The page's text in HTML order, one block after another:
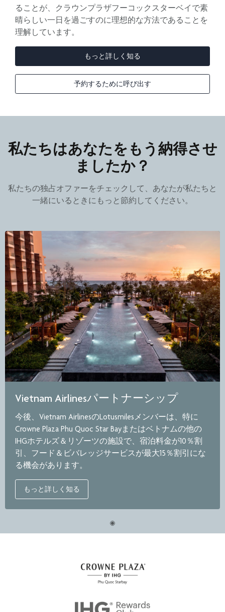
ることが、クラウンプラザフーコックスターベイで素
晴らしい一日を過ごすのに理想的な方法であることを
理解しています。
もっと詳しく知る
予約するために呼び出す
私たちはあなたをもう納得させ
ましたか？
私たちの独占オファーをチェックして、あなたが私たちと
一緒にいるときにもっと節約してください。
Vietnam Airlinesパートナーシップ
今後、Vietnam AirlinesのLotusmilesメンバーは、特に
Crowne Plaza Phu Quoc Star Bayまたはベトナムの他の
IHGホテルズ＆リゾーツの施設で、宿泊料金が10％割
引、フード＆ビバレッジサービスが最大15％割引にな
る機会があります。
もっと詳しく知る